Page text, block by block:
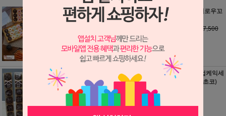
미니망디앙_바크
초콜릿 만들기세트
22,250원
220원 적립
미니머쉬멜로우꼬
소비자가 : 7,500
60원 적립
무화과의리초콜릿
만들기세트
소비자가 : 11,000
원
밀어먹는 컵케익세
트 11개분(초코)